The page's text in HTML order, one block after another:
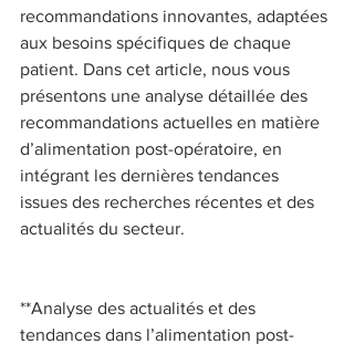
recommandations innovantes, adaptées
aux besoins spécifiques de chaque
patient. Dans cet article, nous vous
présentons une analyse détaillée des
recommandations actuelles en matière
d’alimentation post-opératoire, en
intégrant les dernières tendances
issues des recherches récentes et des
actualités du secteur.
**Analyse des actualités et des
tendances dans l’alimentation post-